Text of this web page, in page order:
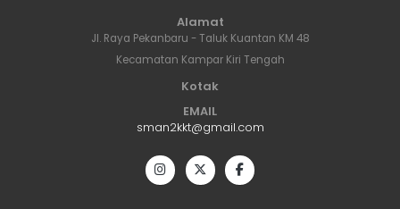
Alamat
Jl. Raya Pekanbaru - Taluk Kuantan KM 48
Kecamatan Kampar Kiri Tengah
Kotak
EMAIL
sman2kkt@gmail.com